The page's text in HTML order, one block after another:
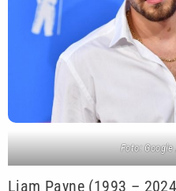
Foto:
Liam Payne (1993 –